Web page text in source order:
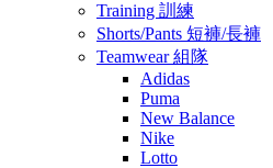
Training 訓練
Shorts/Pants 短褲/長褲
Teamwear 組隊
Adidas
Puma
New Balance
Nike
Lotto